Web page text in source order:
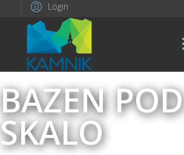
Login
BAZEN POD
SKALO